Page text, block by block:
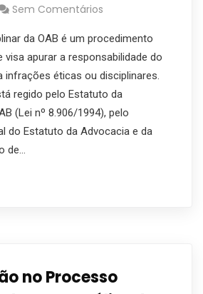
Sem Comentários
da OAB é um procedimento
visa apurar a responsabilidade do
infrações éticas ou disciplinares.
regido pelo Estatuto da
(Lei nº 8.906/1994), pelo
do Estatuto da Advocacia e da
de…
no Processo